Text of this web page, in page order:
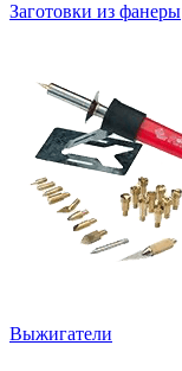
Заготовки из фанеры
Выжигатели